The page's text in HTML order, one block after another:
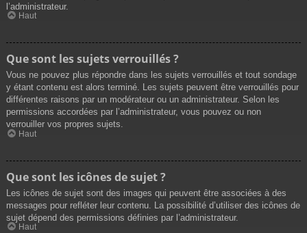
l’administrateur.
Haut
Que sont les sujets verrouillés ?
Vous ne pouvez plus répondre dans les sujets verrouillés et tout sondage
y étant contenu est alors terminé. Les sujets peuvent être verrouillés pour
différentes raisons par un modérateur ou un administrateur. Selon les
permissions accordées par l’administrateur, vous pouvez ou non
verrouiller vos propres sujets.
Haut
Que sont les icônes de sujet ?
Les icônes de sujet sont des images qui peuvent être associées à des
messages pour refléter leur contenu. La possibilité d’utiliser des icônes de
sujet dépend des permissions définies par l’administrateur.
Haut